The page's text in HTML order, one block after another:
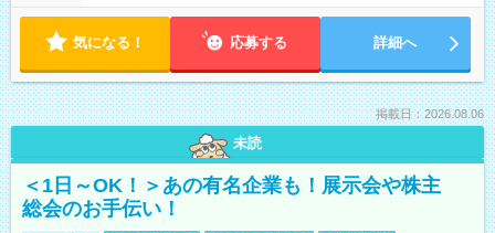
気になる！ 応募する 詳細へ
掲載日：2026.08.06
未読
＜1日～OK！＞あの有名企業も！展示会や株主
総会のお手伝い！